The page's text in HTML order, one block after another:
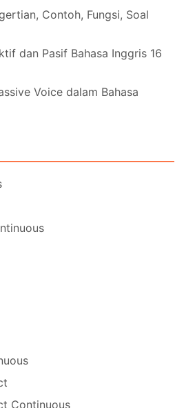
Contoh, Fungsi, Soal
dan Pasif Bahasa Inggris 16
Voice dalam Bahasa
Continuous